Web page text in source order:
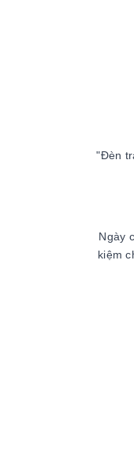
"Đèn
Ngày
kiệm